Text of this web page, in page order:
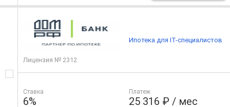
Лицензия № 2312
Ставка
6%
Платеж
25 316 ₽ / мес
Ипотека для IT-специалистов